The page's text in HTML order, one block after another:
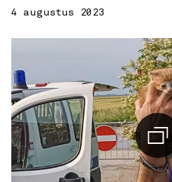
4 augustus 2023